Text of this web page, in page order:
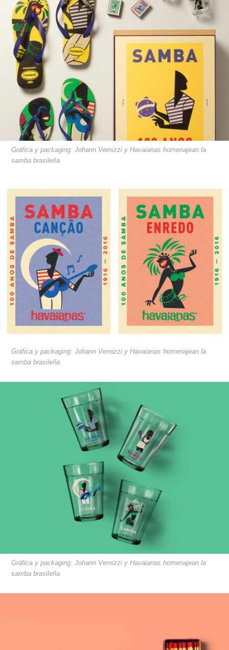
Gráfica y packaging: Johann Vernizzi y Havaianas homenajean la
samba brasileña
Gráfica y packaging: Johann Vernizzi y Havaianas homenajean la
samba brasileña
Gráfica y packaging: Johann Vernizzi y Havaianas homenajean la
samba brasileña